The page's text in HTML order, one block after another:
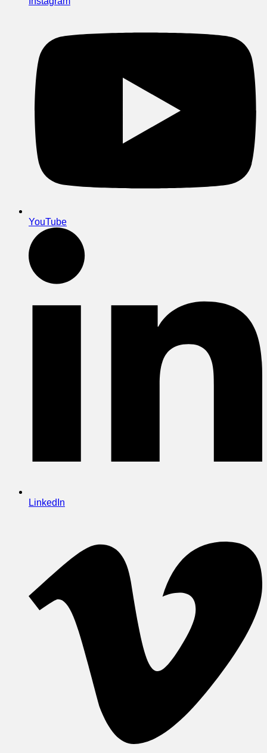
YouTube
LinkedIn